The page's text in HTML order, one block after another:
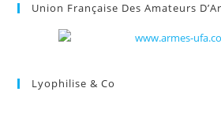
Union Française Des Amateurs
Lyophilise & Co